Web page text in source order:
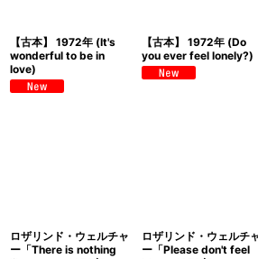
【古本】 1972年 (It's
wonderful to be in
love)
【古本】 1972年 (Do
you ever feel lonely?)
ロザリンド・ウェルチャ
ー「There is nothing
ロザリンド・ウェルチ
ー「Please don't feel